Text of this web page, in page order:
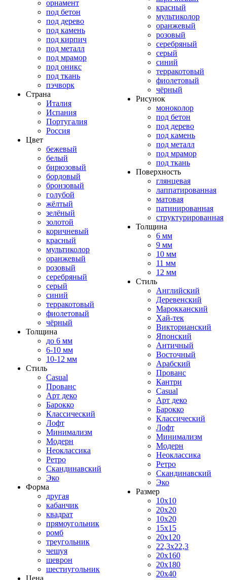
орнамент
под бетон
под дерево
под камень
под кирпич
под металл
под мрамор
под оникс
под ткань
пэчворк
Страна
Италия
Испания
Португалия
Россия
Цвет
бежевый
белый
бирюзовый
бордовый
бронзовый
голубой
жёлтый
зелёный
золотой
коричневый
красный
мультиколор
оранжевый
розовый
серебряный
серый
синий
терракотовый
фиолетовый
чёрный
Толщина
до 6 мм
6-10 мм
10-12 мм
Стиль
Casual
Прованс
Арт деко
Барокко
Классический
Лофт
Минимализм
Модерн
Неоклассика
Ретро
Скандинавский
Эко
Форма
другая
кабанчик
квадрат
прямоугольник
ромб
треугольник
чешуя
шеврон
шестиугольник
Цена
красный
мультиколор
оранжевый
розовый
серебряный
серый
синий
терракотовый
фиолетовый
чёрный
Рисунок
моноколор
под бетон
под дерево
под камень
под металл
под мрамор
под ткань
Поверхность
глянцевая
лаппатированная
матовая
патинированная
структурированная
Толщина
6 мм
9 мм
10 мм
11 мм
12 мм
Стиль
Английский
Деревенский
Марокканский
Хай-тек
Викторианский
Японский
Античный
Восточный
Арабский
Прованс
Кантри
Casual
Арт деко
Барокко
Классический
Лофт
Минимализм
Модерн
Неоклассика
Ретро
Скандинавский
Эко
Размер
10x10
20x20
10x20
15x15
20x120
22,3x22,3
20x160
20x180
20x40